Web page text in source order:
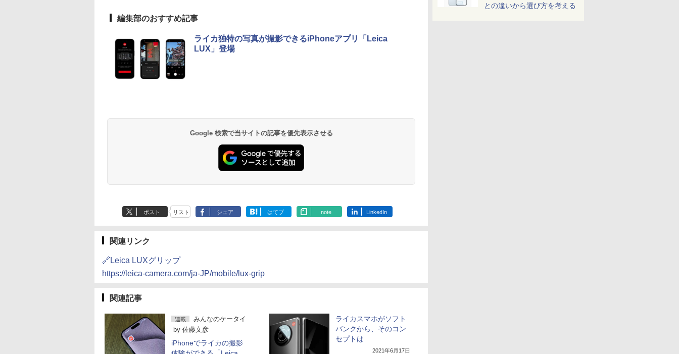
との違いから選び方を考える
編集部のおすすめ記事
ライカ独特の写真が撮影できるiPhoneアプリ「Leica
LUX」登場
Google 検索で当サイトの記事を優先表示させる
ポスト リスト シェア はてブ note LinkedIn
関連リンク
🔗Leica LUXグリップ
https://leica-camera.com/ja-JP/mobile/lux-grip
関連記事
連載
みんなのケータイ
by 佐藤文彦
iPhoneでライカの撮影
ライカスマホがソフト
バンクから、そのコン
セプトは
2021年6月17日